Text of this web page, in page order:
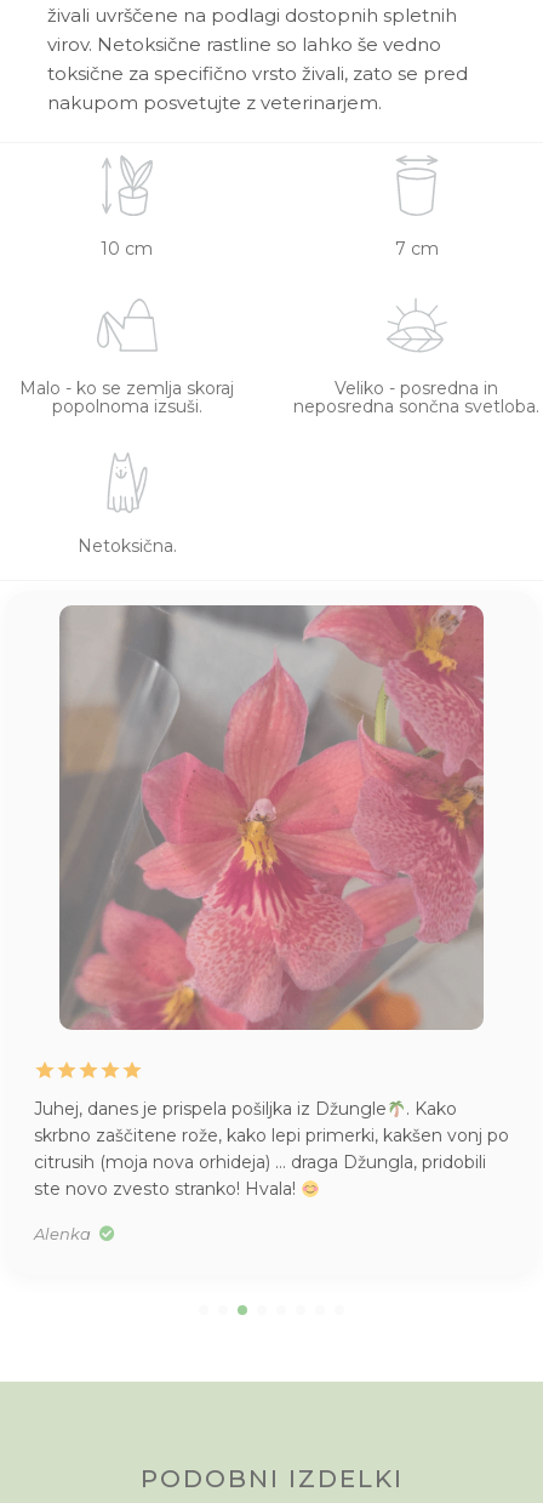
živali uvrščene na podlagi dostopnih spletnih
virov. Netoksične rastline so lahko še vedno
toksične za specifično vrsto živali, zato se pred
nakupom posvetujte z veterinarjem.
10 cm 7 cm
Malo - ko se zemlja skoraj
popolnoma izsuši.
Veliko - posredna in
neposredna sončna svetloba.
Netoksična.
Juhej, danes je prispela pošiljka iz Džungle
. Kako
skrbno zaščitene rože, kako lepi primerki, kakšen vonj po
citrusih (moja nova orhideja) … draga Džungla, pridobili
ste novo zvesto stranko! Hvala!
Alenka
PODOBNI IZDELKI